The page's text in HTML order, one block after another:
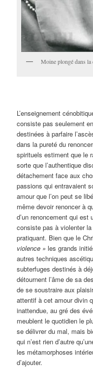
Moine plongé dans
L’enseignement
consiste pas seulement
destinées à parfaire
dans la pureté du
spirituels estiment que le
sorte que l’authentique
détachement face aux
passions qui entravaient
amour que l’on peut se
même devoir renoncer à
d’un renoncement qui est
consiste pas à violenter
pratiquant. Bien que le
violence » les grands
autres techniques
subterfuges destinés à
détournent l’âme de sa
de se soustraire aux
attentif à cet amour divin
inattendue, au gré des
meublent le quotidien le
se délivrer du mal, mais
qui n’est rien d’autre
les métamorphoses
d’ajouter.